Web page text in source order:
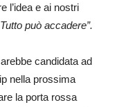
l’idea e ai nostri
può accadere”.
candidata ad
nella prossima
la porta rossa